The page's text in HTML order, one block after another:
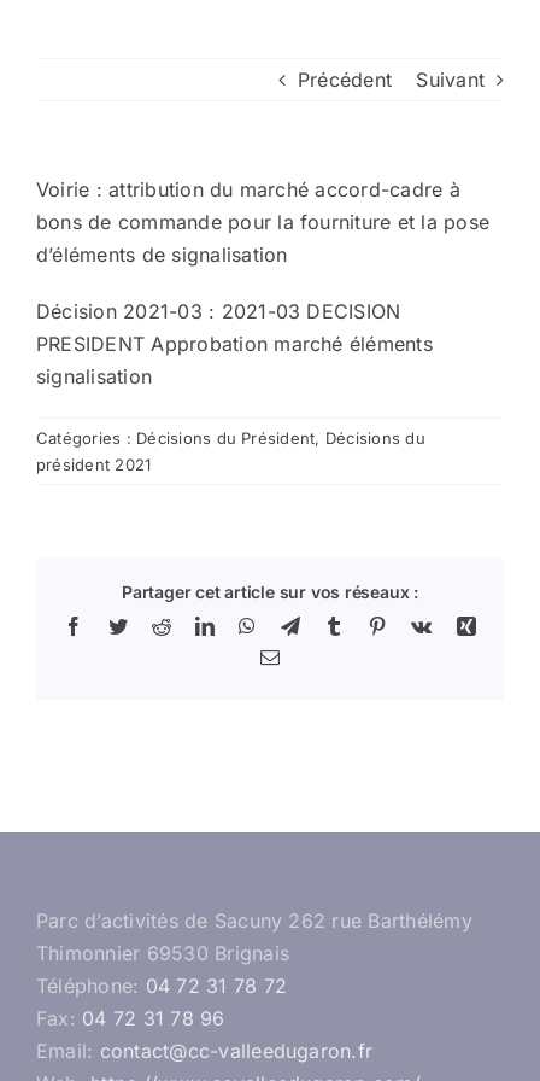
Nous contacter
Précédent Suivant
Voirie : attribution du marché accord-cadre à
bons de commande pour la fourniture et la pose
d’éléments de signalisation
Décision 2021-03 : 2021-03 DECISION
PRESIDENT Approbation marché éléments
signalisation
Catégories : Décisions du Président, Décisions du
président 2021
Partager cet article sur vos réseaux :
Facebook
TwitterRedditLinkedInWhatsApp
TelegramTumblr Pinterest
Vk
Xing
Email
Parc d’activités de Sacuny 262 rue Barthélémy
Thimonnier 69530 Brignais
Téléphone: 04 72 31 78 72
Fax: 04 72 31 78 96
Email: contact@cc-valleedugaron.fr